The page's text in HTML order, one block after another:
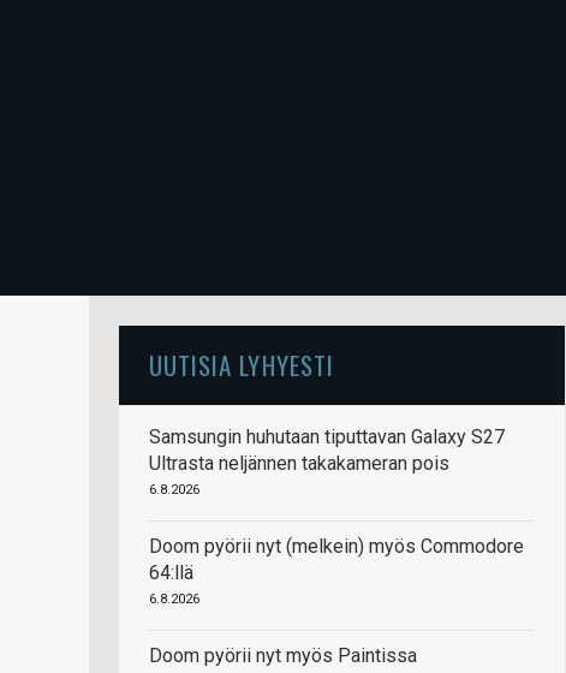
UUTISIA LYHYESTI
Samsungin huhutaan tiputtavan Galaxy S27
Ultrasta neljännen takakameran pois
6.8.2026
Doom pyörii nyt (melkein) myös Commodore
64:llä
6.8.2026
Doom pyörii nyt myös Paintissa